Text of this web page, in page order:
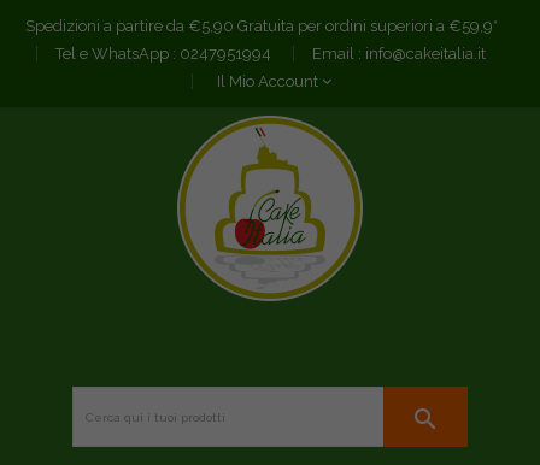
Spedizioni a partire da €5,90 Gratuita per ordini superiori a €59,9*
Tel e WhatsApp : 0247951994 Email : info@cakeitalia.it
Il Mio Account
search